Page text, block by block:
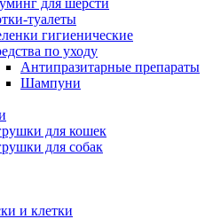
для шерсти
туалеты
гигиенические
по уходу
Антипразитарные препараты
Шампуни
для кошек
для собак
и клетки